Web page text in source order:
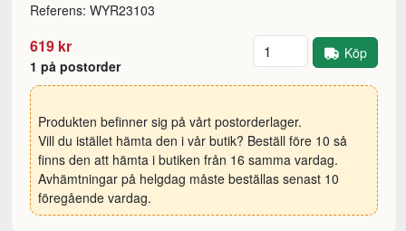
Referens: WYR23103
619 kr
1 på postorder
Antal Köp
Produkten befinner sig på vårt postorderlager.
Vill du istället hämta den i vår butik? Beställ före 10 så
finns den att hämta i butiken från 16 samma vardag.
Avhämtningar på helgdag måste beställas senast 10
föregående vardag.